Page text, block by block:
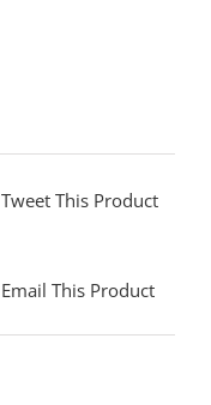
Tweet This Product
Email This Product